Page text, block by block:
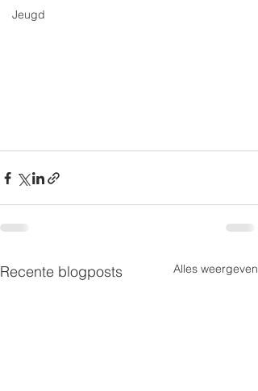
Jeugd
Recente blogposts Alles weergeven